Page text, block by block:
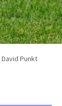
David Punkt